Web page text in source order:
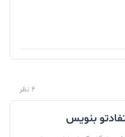
4 نظر
بنویس